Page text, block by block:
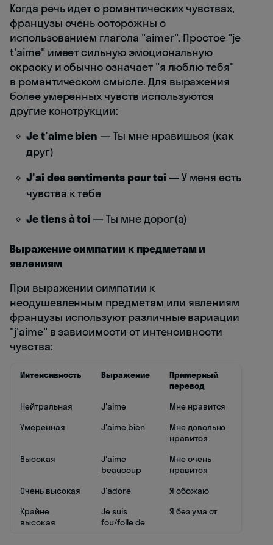
Когда речь идет о романтических чувствах,
французы очень осторожны с
использованием глагола "aimer". Простое "je
t'aime" имеет сильную эмоциональную
окраску и обычно означает "я люблю тебя"
в романтическом смысле. Для выражения
более умеренных чувств используются
другие конструкции:
Je t'aime bien — Ты мне нравишься (как
друг)
J'ai des sentiments pour toi — У меня есть
чувства к тебе
Je tiens à toi — Ты мне дорог(а)
Выражение симпатии к предметам и
явлениям
При выражении симпатии к
неодушевленным предметам или явлениям
французы используют различные вариации
"j'aime" в зависимости от интенсивности
чувства:
Интенсивность Выражение
Примерный
перевод
Нейтральная
J'aime
Мне нравится
Умеренная
J'aime bien
Мне довольно
нравится
Высокая
J'aime
beaucoup
Мне очень
нравится
Очень высокая
J'adore
Я обожаю
Крайне
высокая
Je suis
fou/folle de
Я без ума от